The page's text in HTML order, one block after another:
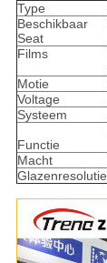
Type
Beschikbaar
Seat
Films
Motie
Voltage
Systeem
Functie
Macht
Glazenresolutie